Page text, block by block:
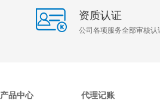
资质认证
公司各项服务全部审核认
产品中心 代理记账